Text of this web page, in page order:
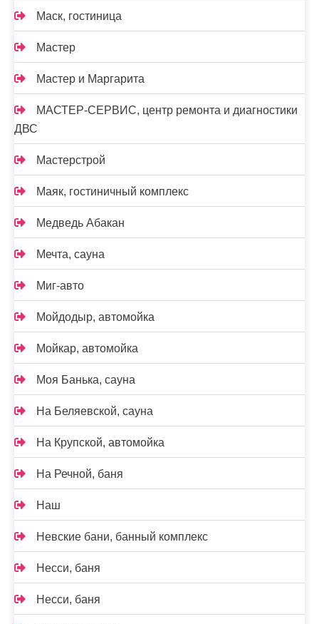
Маск, гостиница
Мастер
Мастер и Маргарита
МАСТЕР-СЕРВИС, центр ремонта и диагностики
ДВС
Мастерстрой
Маяк, гостиничный комплекс
Медведь Абакан
Мечта, сауна
Миг-авто
Мойдодыр, автомойка
Мойкар, автомойка
Моя Банька, сауна
На Беляевской, сауна
На Крупской, автомойка
На Речной, баня
Наш
Невские бани, банный комплекс
Несси, баня
Несси, баня